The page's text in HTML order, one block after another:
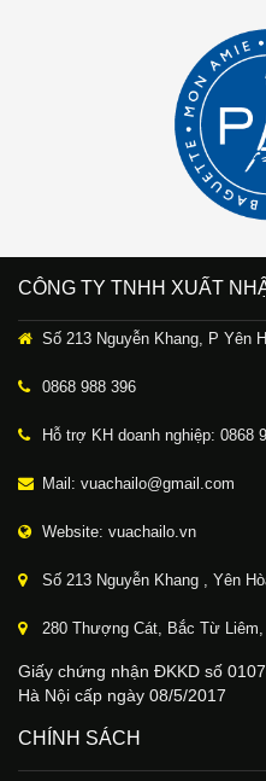
CÔNG TY TNHH XUẤT
Số 213 Nguyễn Khang, P Yên
0868 988 396
Hỗ trợ KH doanh nghiệp: 0868
Mail: vuachailo@gmail.com
Website: vuachailo.vn
Số 213 Nguyễn Khang , Yên
280 Thượng Cát, Bắc Từ Liêm,
Giấy chứng nhận ĐKKD số
Hà Nội cấp ngày 08/5/2017
CHÍNH SÁCH